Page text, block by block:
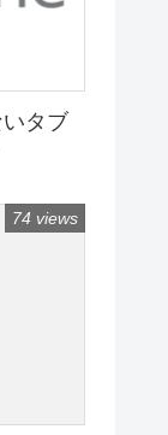
タブ
74 views